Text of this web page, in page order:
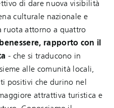
di dare nuova visibilità
culturale nazionale e
ruota attorno a quattro
rapporto con il
- che si traducono in
alle comunità locali,
positivi che durino nel
attrattiva turistica e